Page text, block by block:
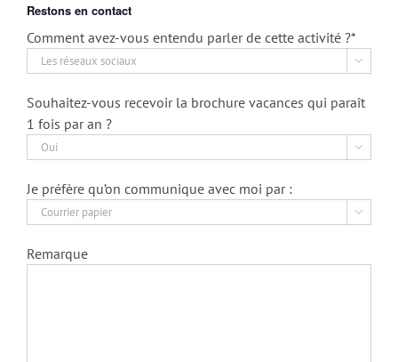
Restons en contact
Comment avez-vous entendu parler de cette activité ?*

Souhaitez-vous recevoir la brochure vacances qui paraît
1 fois par an ?

Je préfère qu’on communique avec moi par :

Remarque